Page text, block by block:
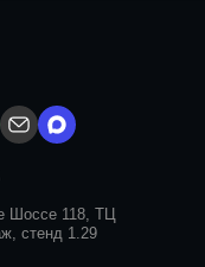
Шоссе 118, ТЦ
стенд 1.29